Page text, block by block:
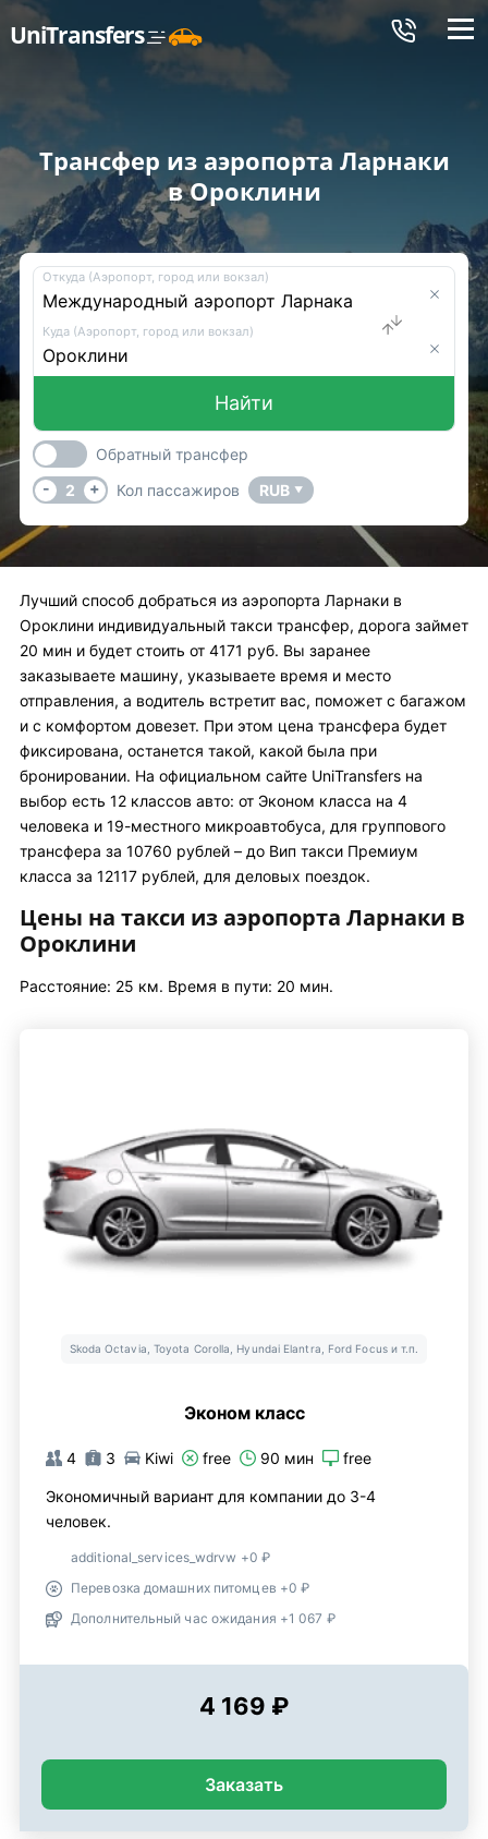
UniTransfers Меню
Трансфер из аэропорта Ларнаки
в Ороклини
Откуда (Аэропорт, город или вокзал)
Куда (Аэропорт, город или вокзал)
Найти
Обратный трансфер
-
2 + Кол пассажиров RUB ▼
Лучший способ добраться из аэропорта Ларнаки в
Ороклини индивидуальный такси трансфер, дорога займет
20 мин и будет стоить от 4171 руб. Вы заранее
заказываете машину, указываете время и место
отправления, а водитель встретит вас, поможет с багажом
и с комфортом довезет. При этом цена трансфера будет
фиксирована, останется такой, какой была при
бронировании. На официальном сайте UniTransfers на
выбор есть 12 классов авто: от Эконом класса на 4
человека и 19-местного микроавтобуса, для группового
трансфера за 10760 рублей – до Вип такси Премиум
класса за 12117 рублей, для деловых поездок.
Цены на такси из аэропорта Ларнаки в
Ороклини
Расстояние: 25 км. Время в пути: 20 мин.
Skoda Octavia, Toyota Corolla, Hyundai Elantra, Ford Focus и т.п.
Эконом класс
4 3 Kiwi free 90 мин free
Экономичный вариант для компании до 3-4
человек.
additional_services_wdrvw +0 ₽
Перевозка домашних питомцев +0 ₽
Дополнительный час ожидания +1 067 ₽
4 169 ₽
Заказать